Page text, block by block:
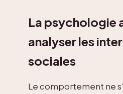
La psychologie
analyser les
sociales
Le comportement ne